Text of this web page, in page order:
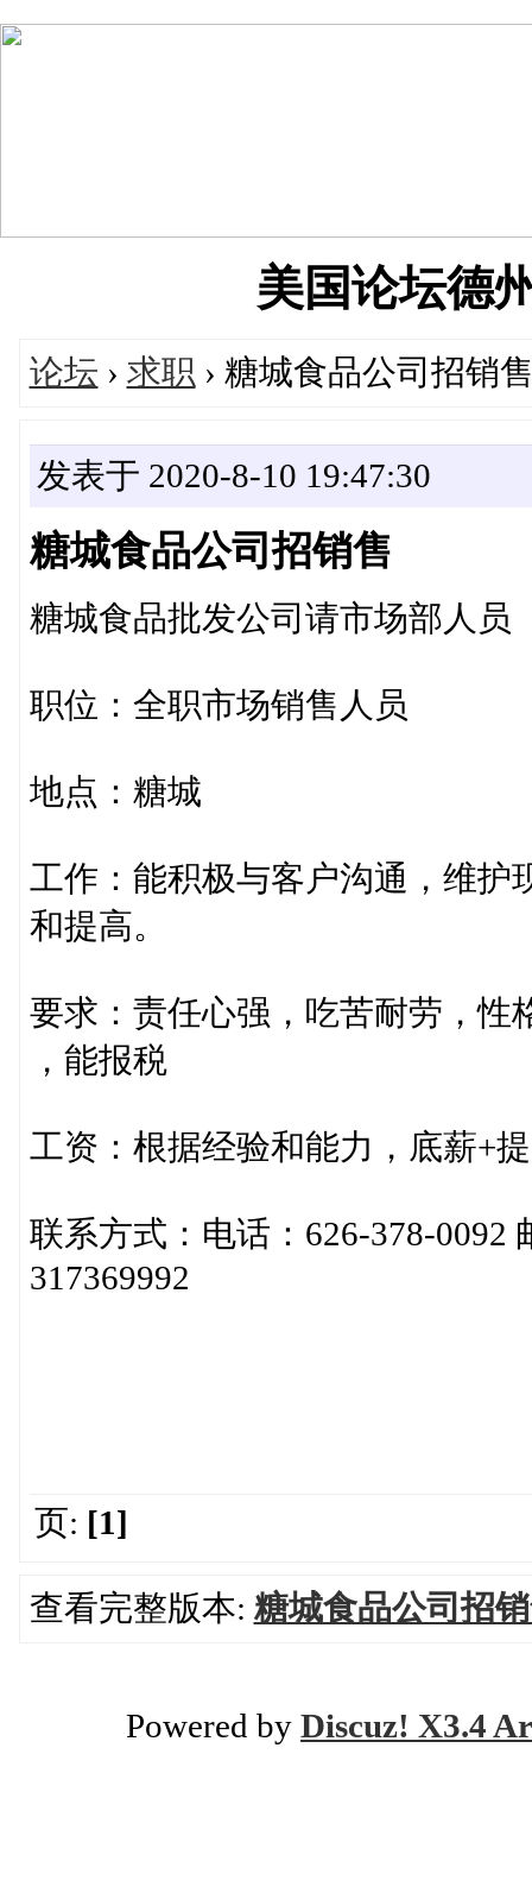
美国论坛德
论坛 › 求职 › 糖城食品公司招销
发表于 2020-8-10 19:47:30
糖城食品公司招销售
糖城食品批发公司请市场部人员
职位：全职市场销售人员
地点：糖城
工作：能积极与客户沟通，维护
和提高。
要求：责任心强，吃苦耐劳，性
，能报税
工资：根据经验和能力，底薪+
联系方式：电话：626-378-0092
317369992
页: [1]
查看完整版本: 糖城食品公司招
Powered by Discuz! X3.4